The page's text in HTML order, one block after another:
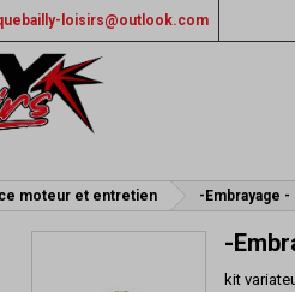
loisirs@outlook.com
moteur et entretien -Embrayage
-
kit